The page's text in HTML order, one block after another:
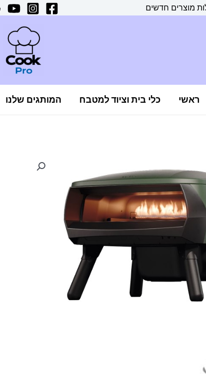
מוצרים חדשים
ראשי כלי בית וציוד למטבח המותגים שלנו